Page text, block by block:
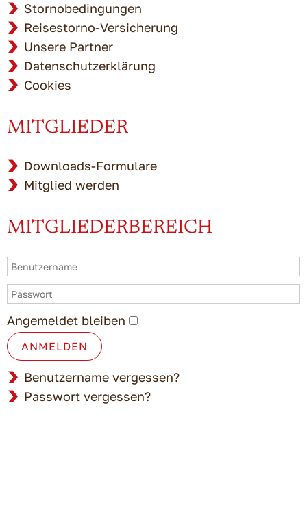
Stornobedingungen
Reisestorno-Versicherung
Unsere Partner
Datenschutzerklärung
Cookies
MITGLIEDER
Downloads-Formulare
Mitglied werden
MITGLIEDERBEREICH
Angemeldet bleiben
ANMELDEN
Benutzername vergessen?
Passwort vergessen?